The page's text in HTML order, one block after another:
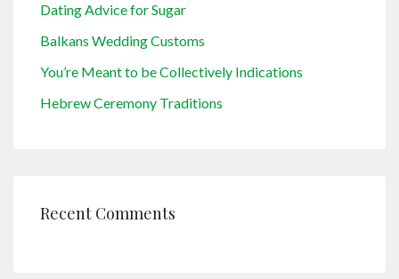
Dating Advice for Sugar
Balkans Wedding Customs
You’re Meant to be Collectively Indications
Hebrew Ceremony Traditions
Recent Comments